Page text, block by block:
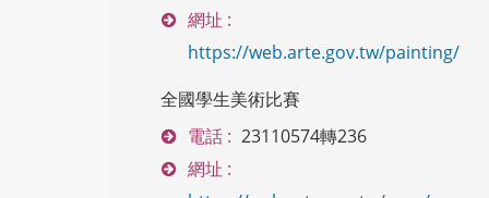
網址 :
https://web.arte.gov.tw/painting/
全國學生美術比賽
電話 : 23110574轉236
網址 :